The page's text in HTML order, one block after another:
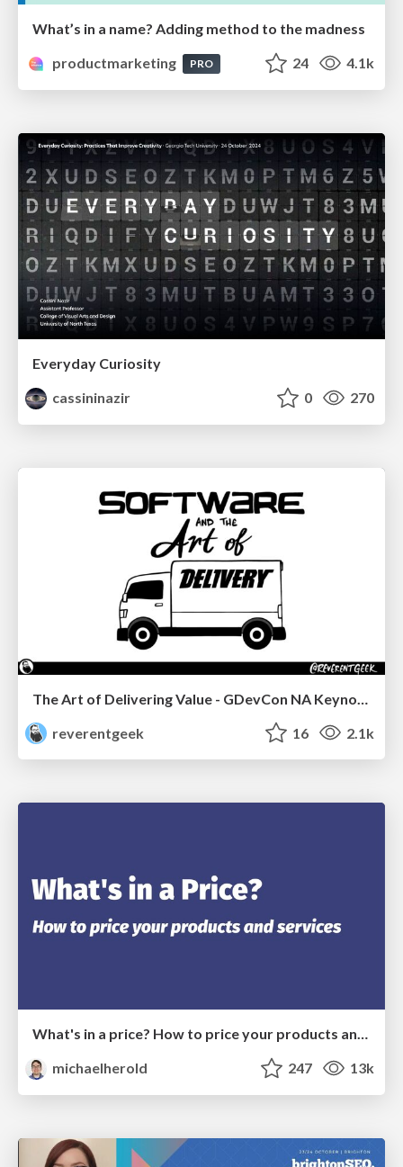
What’s in a name? Adding method to the madness
productmarketing
PRO 24 4.1k
Everyday Curiosity
cassininazir
0 270
reverentgeek
16 2.1k
What's in a price? How to price your products and services
michaelherold
247 13k